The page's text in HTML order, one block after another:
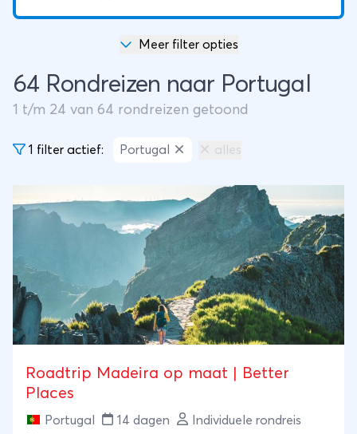
Meer filter opties
64 Rondreizen naar Portugal
1 t/m 24 van 64 rondreizen getoond
1 filter actief: Portugal alles
Roadtrip Madeira op maat | Better
Places
Portugal 14 dagen
Individuele rondreis